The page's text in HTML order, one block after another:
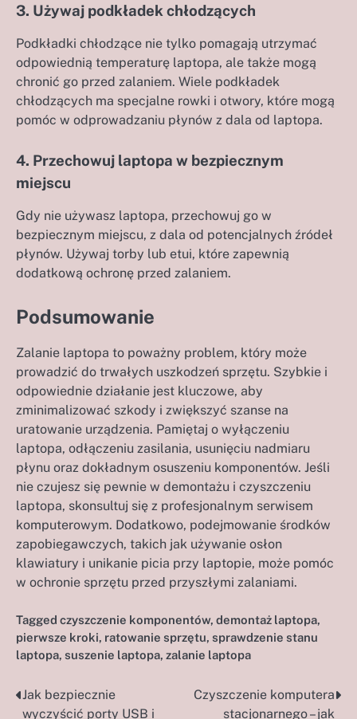
3. Używaj podkładek chłodzących
Podkładki chłodzące nie tylko pomagają utrzymać
odpowiednią temperaturę laptopa, ale także mogą
chronić go przed zalaniem. Wiele podkładek
chłodzących ma specjalne rowki i otwory, które mogą
pomóc w odprowadzaniu płynów z dala od laptopa.
4. Przechowuj laptopa w bezpiecznym
miejscu
Gdy nie używasz laptopa, przechowuj go w
bezpiecznym miejscu, z dala od potencjalnych źródeł
płynów. Używaj torby lub etui, które zapewnią
dodatkową ochronę przed zalaniem.
Podsumowanie
Zalanie laptopa to poważny problem, który może
prowadzić do trwałych uszkodzeń sprzętu. Szybkie i
odpowiednie działanie jest kluczowe, aby
zminimalizować szkody i zwiększyć szanse na
uratowanie urządzenia. Pamiętaj o wyłączeniu
laptopa, odłączeniu zasilania, usunięciu nadmiaru
płynu oraz dokładnym osuszeniu komponentów. Jeśli
nie czujesz się pewnie w demontażu i czyszczeniu
laptopa, skonsultuj się z profesjonalnym serwisem
komputerowym. Dodatkowo, podejmowanie środków
zapobiegawczych, takich jak używanie osłon
klawiatury i unikanie picia przy laptopie, może pomóc
w ochronie sprzętu przed przyszłymi zalaniami.
Tagged czyszczenie komponentów, demontaż laptopa,
pierwsze kroki, ratowanie sprzętu, sprawdzenie stanu
laptopa, suszenie laptopa, zalanie laptopa
Nawigacja
Jak bezpiecznie
wyczyścić porty USB i
Czyszczenie komputera
stacjonarnego – jak